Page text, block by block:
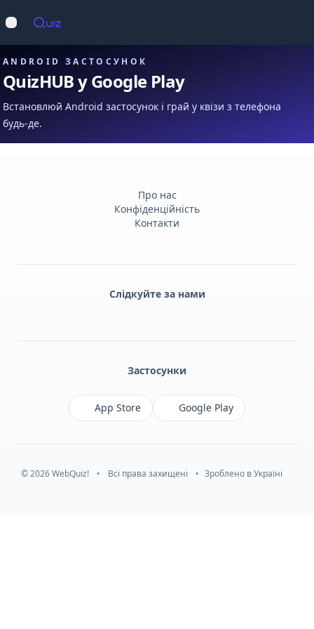
Відкрити меню
ANDROID ЗАСТОСУНОК
QuizHUB у Google Play
Встановлюй Android застосунок і грай у квізи з телефона
будь-де.
Про нас
Конфіденційність
Контакти
Слідкуйте за нами
Застосунки
App Store Google Play
© 2026 WebQuiz! • Всі права захищені • Зроблено в Україні